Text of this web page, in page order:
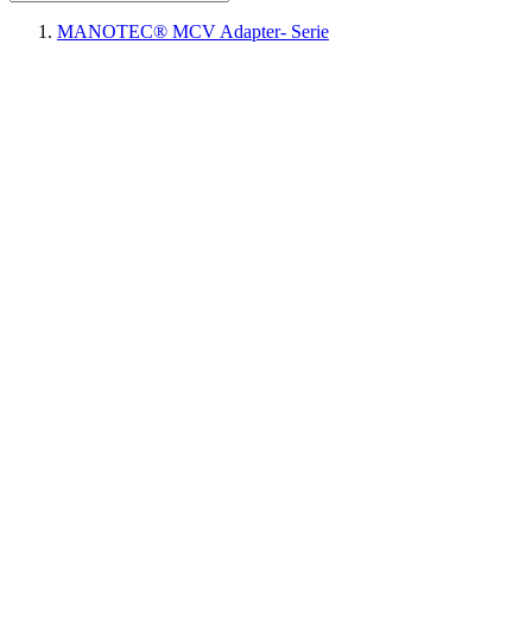
MANOTEC® MCV Adapter- Serie